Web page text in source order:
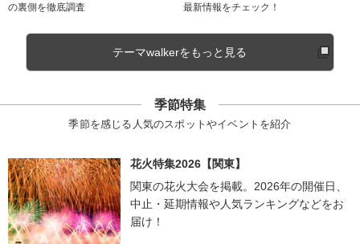
の裏側を徹底調査
最新情報をチェック！
テーマwalkerをもっと見る
季節特集
季節を感じる人気のスポットやイベントを紹介
花火特集2026【関東】
関東の花火大会を掲載。2026年の開催日、
中止・延期情報や人気ランキングなどをお
届け！